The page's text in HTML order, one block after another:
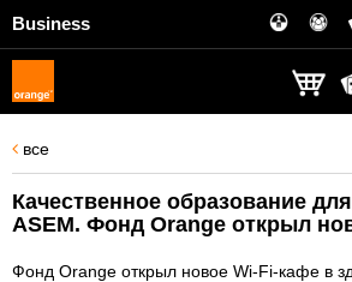
Business
все
Качественное образование
ASEM. Фонд Orange открыл
Фонд Orange открыл новое Wi-Fi-кафе в